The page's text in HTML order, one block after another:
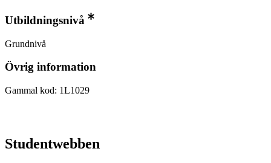
Utbildningsnivå
Grundnivå
Övrig information
Gammal kod: 1L1029
Studentwebben